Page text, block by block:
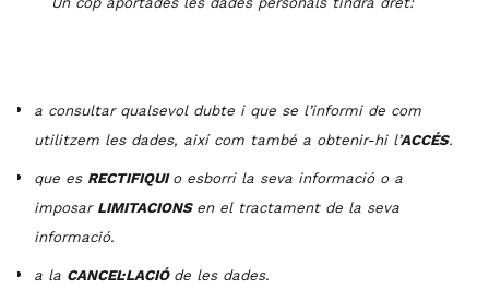
a consultar qualsevol dubte i que se l’informi de com
utilitzem les dades, així com també a obtenir-hi l’ACCÉS.
que es RECTIFIQUI o esborri la seva informació o a
imposar LIMITACIONS en el tractament de la seva
informació.
a la CANCEL·LACIÓ de les dades.